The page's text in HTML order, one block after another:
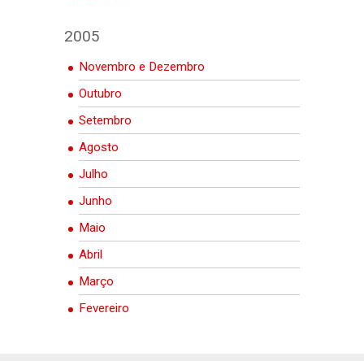
2005
Novembro e Dezembro
Outubro
Setembro
Agosto
Julho
Junho
Maio
Abril
Março
Fevereiro